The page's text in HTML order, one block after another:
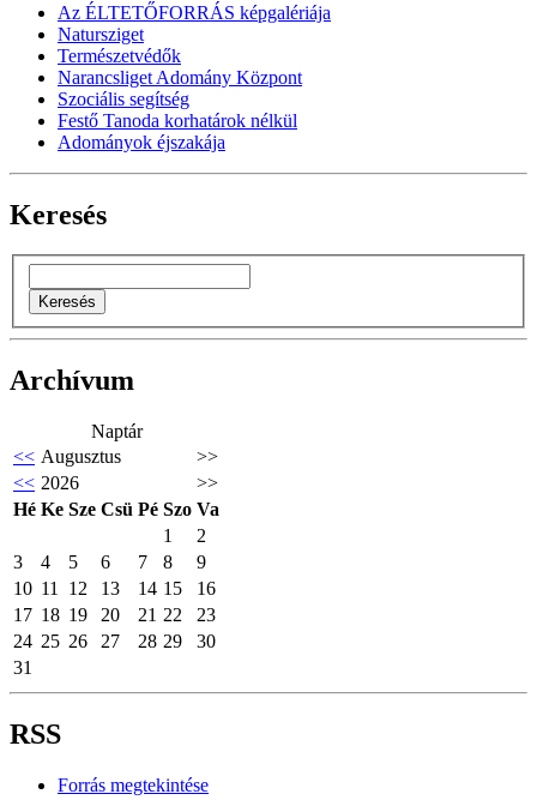
Az ÉLTETŐFORRÁS képgalériája
Natursziget
Természetvédők
Narancsliget Adomány Központ
Szociális segítség
Festő Tanoda korhatárok nélkül
Adományok éjszakája
Keresés
Archívum
Naptár
<< Augusztus
>>
<< 2026
>>
Hé Ke Sze Csü Pé Szo Va
1
2
3
4 5 6 7 8
9
10 11 12 13 14 15
16
17 18 19 20 21 22
23
24 25 26 27 28 29
30
31
RSS
Forrás megtekintése